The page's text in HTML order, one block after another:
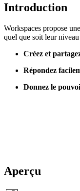
Introduction
Workspaces propose
quel que soit leur
Créez et
Répondez
Donnez le
Aperçu